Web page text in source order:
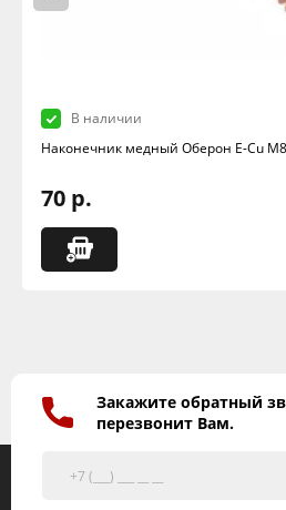
В наличии
Наконечник медный Оберон E-Cu
70 р.
Закажите обратный
перезвонит Вам.